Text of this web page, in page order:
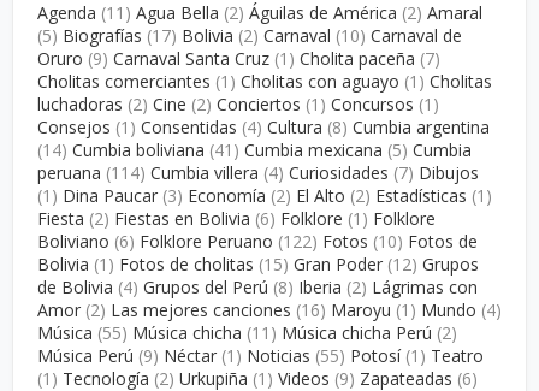
Agenda (11) Agua Bella (2) Águilas de América (2) Amaral
(5) Biografías (17) Bolivia (2) Carnaval (10) Carnaval de
Oruro (9) Carnaval Santa Cruz (1) Cholita paceña (7)
Cholitas comerciantes (1) Cholitas con aguayo (1) Cholitas
luchadoras (2) Cine (2) Conciertos (1) Concursos (1)
Consejos (1) Consentidas (4) Cultura (8) Cumbia argentina
(14) Cumbia boliviana (41) Cumbia mexicana (5) Cumbia
peruana (114) Cumbia villera (4) Curiosidades (7) Dibujos
(1) Dina Paucar (3) Economía (2) El Alto (2) Estadísticas (1)
Fiesta (2) Fiestas en Bolivia (6) Folklore (1) Folklore
Boliviano (6) Folklore Peruano (122) Fotos (10) Fotos de
Bolivia (1) Fotos de cholitas (15) Gran Poder (12) Grupos
de Bolivia (4) Grupos del Perú (8) Iberia (2) Lágrimas con
Amor (2) Las mejores canciones (16) Maroyu (1) Mundo (4)
Música (55) Música chicha (11) Música chicha Perú (2)
Música Perú (9) Néctar (1) Noticias (55) Potosí (1) Teatro
(1) Tecnología (2) Urkupiña (1) Videos (9) Zapateadas (6)